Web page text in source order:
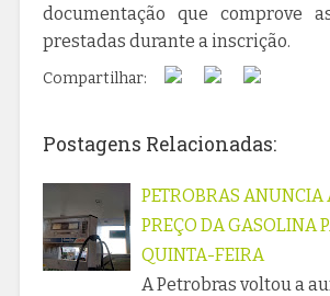
documentação que comprove
prestadas durante a inscrição.
Compartilhar:
Postagens Relacionadas:
PETROBRAS ANUNCIA
PREÇO DA GASOLINA
QUINTA-FEIRA
A Petrobras voltou a